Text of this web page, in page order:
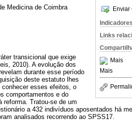
Enviar
Links
Mais
Mais
Medicina de Coimbra
transicional que exige
2010). A evolução dos
durante esse período
deste estatuto lhes
esses efeitos, o
comportamentos e do
reforma. Tratou-se de um
a 432 indivíduos aposentados há
analisados recorrendo ao SPSS17.